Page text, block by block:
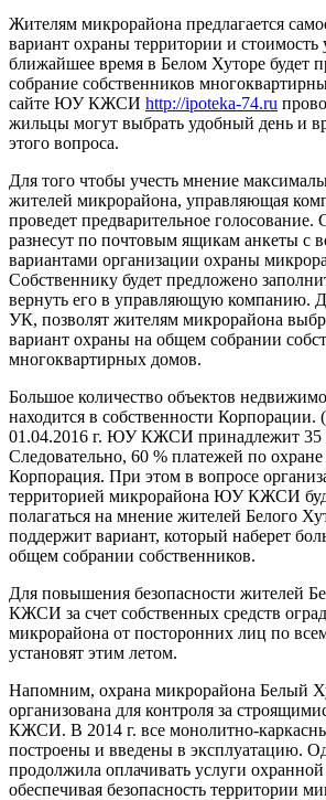
Жителям микрорайона предлагается
вариант охраны территории и стоимость
ближайшее время в Белом Хуторе будет
собрание собственников
сайте ЮУ КЖСИ http://ipoteka-74.ru
жильцы могут выбрать удобный день и
этого вопроса.
Для того чтобы учесть мнение
жителей микрорайона, управляющая
проведет предварительное
разнесут по почтовым ящикам анкеты с
вариантами организации охраны
Собственнику будет предложено
вернуть его в управляющую компанию.
УК, позволят жителям микрорайона
вариант охраны на общем собрании
многоквартирных домов.
Большое количество объектов
находится в собственности
01.04.2016 г. ЮУ КЖСИ принадлежит 35
Следовательно, 60 % платежей по охране
Корпорация. При этом в вопросе
территорией микрорайона ЮУ КЖСИ
полагаться на мнение жителей Белого
поддержит вариант, который наберет
общем собрании собственников.
Для повышения безопасности жителей
КЖСИ за счет собственных средств
микрорайона от посторонних лиц по
установят этим летом.
Напомним, охрана микрорайона Белый
организована для контроля за
КЖСИ. В 2014 г. все монолитно-
построены и введены в эксплуатацию.
продолжила оплачивать услуги
обеспечивая безопасность территории